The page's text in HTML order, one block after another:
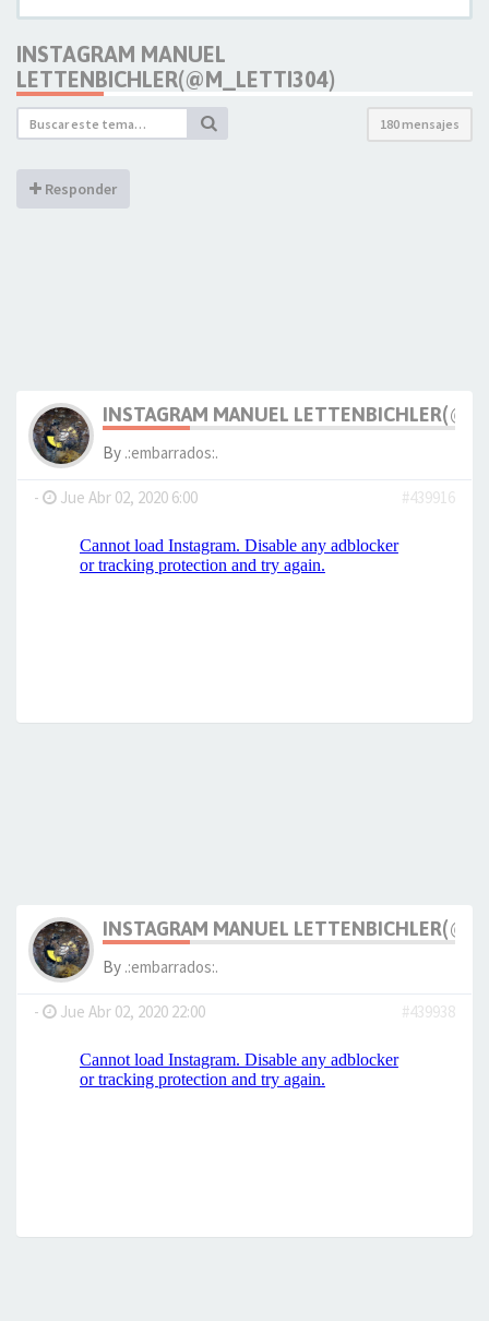
INSTAGRAM MANUEL
LETTENBICHLER(@M_LETTI304)
180 mensajes
Responder
INSTAGRAM MANUEL
By .:embarrados:.
- Jue Abr 02, 2020 6:00 #439916
INSTAGRAM MANUEL
By .:embarrados:.
- Jue Abr 02, 2020 22:00 #439938